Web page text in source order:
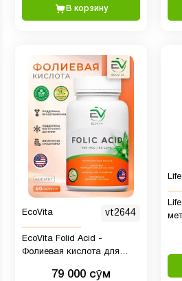
В корзину
EcoVita vt2644
EcoVita Folid Acid -
Фолиевая кислота для
системы, 400 мкг, 60 капсул
79 000 сӯм